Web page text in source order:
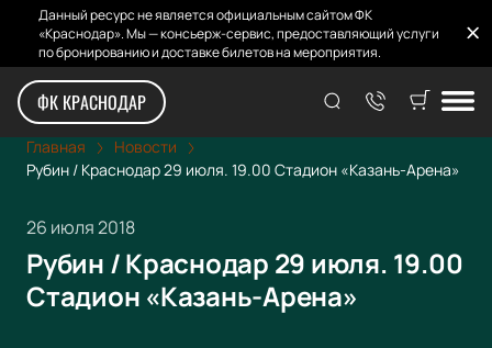
Данный ресурс не является официальным сайтом ФК
«Краснодар». Мы — консьерж-сервис, предоставляющий услуги
по бронированию и доставке билетов на мероприятия.
ФК КРАСНОДАР
Главная
Новости
Рубин / Краснодар 29 июля. 19.00 Стадион «Казань-Арена»
26 июля 2018
Рубин / Краснодар 29 июля. 19.00
Стадион «Казань-Арена»